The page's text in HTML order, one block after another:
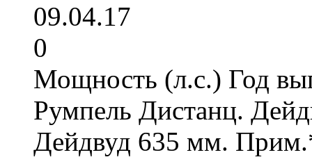
09.04.17
0
Мощность (л.с.) Год
Румпель Дистанц.
Дейдвуд 635 мм.